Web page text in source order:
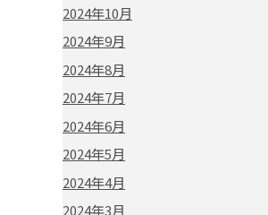
2024年10月
2024年9月
2024年8月
2024年7月
2024年6月
2024年5月
2024年4月
2024年3月